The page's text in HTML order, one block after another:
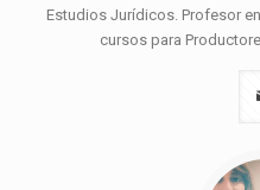
Estudios Jurídicos. Profesor
cursos para